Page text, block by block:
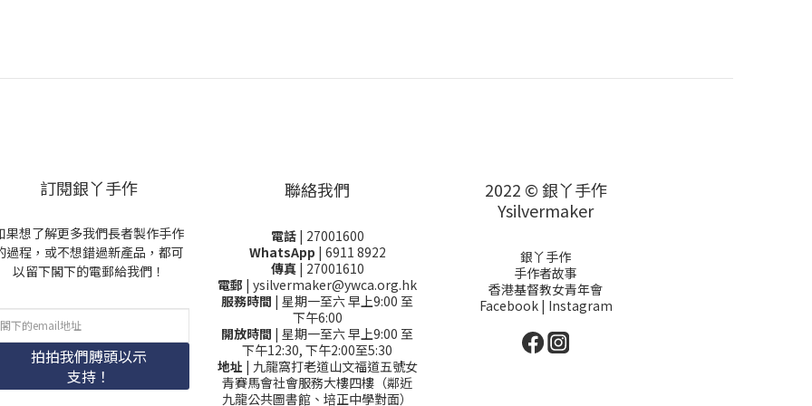
訂閱銀丫手作
果想了解更多我們長者製作手作
過程，或不想錯過新產品，都可
以留下閣下的電郵給我們！
拍拍我們膊頭以示
支持！
聯絡我們
電話 | 27001600
WhatsApp | 6911 8922
傳真| 27001610
電郵 | ysilvermaker@ywca.org.hk
服務時間 | 星期一至六 早上9:00 至
下午6:00
開放時間 | 星期一至六 早上9:00 至
下午12:30, 下午2:00至5:30
地址 | 九龍窩打老道山文福道五號女
青賽馬會社會服務大樓四樓（鄰近
九龍公共圖書館、培正中學對面）
2022 © 銀丫手作
Ysilvermaker
銀丫手作
手作者故事
香港基督教女青年會
Facebook | Instagram